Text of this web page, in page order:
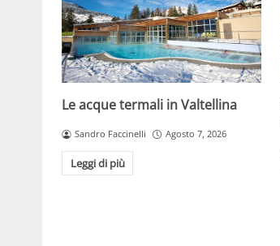
Le acque termali in Valtellina
Sandro Faccinelli Agosto 7, 2026
Leggi di più